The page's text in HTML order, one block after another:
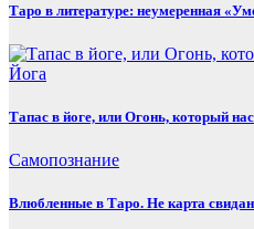
Таро в литературе: неумеренная
Йога
Тапас в йоге, или Огонь, который нас
Самопознание
Влюбленные в Таро. Не карта